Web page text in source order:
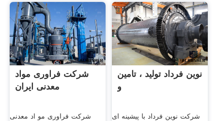
شرکت فراوری مواد
معدنی ایران
شرکت فراوری مو اد معدنی
نوین فرداد تولید ، تامین
و
شرکت نوین فرداد با پیشینه ای